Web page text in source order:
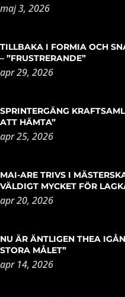
maj 3, 2026
TILLBAKA I FORMIA OCH
– ”FRUSTRERANDE”
apr 29, 2026
SPRINTERGÄNG
ATT HÄMTA”
apr 25, 2026
MAI-ARE TRIVS I
VÄLDIGT MYCKET FÖR
apr 20, 2026
NU ÄR ÄNTLIGEN THEA
STORA MÅLET”
apr 14, 2026